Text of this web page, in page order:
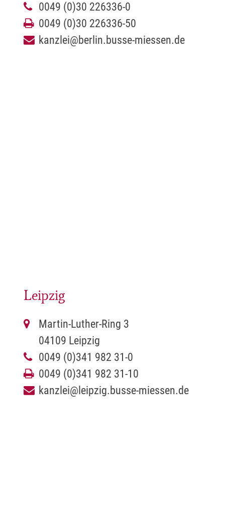
0049 (0)30 226336-0
0049 (0)30 226336-50
kanzlei@berlin.busse-miessen.de
Leipzig
Martin-Luther-Ring 3
04109 Leipzig
0049 (0)341 982 31-0
0049 (0)341 982 31-10
kanzlei@leipzig.busse-miessen.de